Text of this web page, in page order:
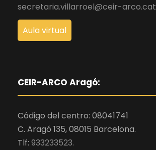
secretaria.villarroel@ceir-arco.cat
Aula virtual
CEIR-ARCO Aragó:
Código del centro: 08041741
C. Aragó 135, 08015 Barcelona.
Tlf: 933233523.